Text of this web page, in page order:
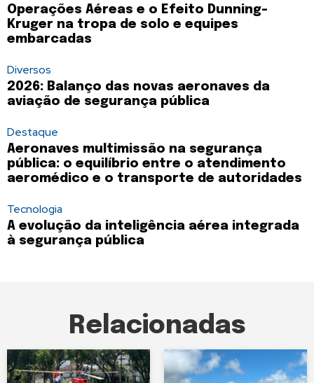
Operações Aéreas e o Efeito Dunning-
Kruger na tropa de solo e equipes
embarcadas
Diversos
2026: Balanço das novas aeronaves da
aviação de segurança pública
Destaque
Aeronaves multimissão na segurança
pública: o equilíbrio entre o atendimento
aeromédico e o transporte de autoridades
Tecnologia
A evolução da inteligência aérea integrada
à segurança pública
Relacionadas